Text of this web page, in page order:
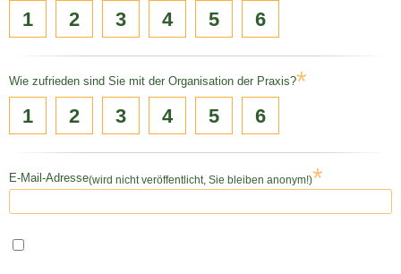
1 2 3 4 5 6
Wie zufrieden sind Sie mit der Organisation der Praxis?*
1 2 3 4 5 6
E-Mail-Adresse(wird nicht veröffentlicht, Sie bleiben anonym!)*